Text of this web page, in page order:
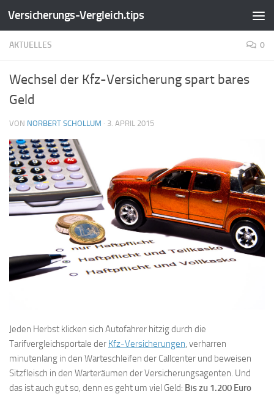
Zum Inhalt springen
Versicherungs-Vergleich.tips
AKTUELLES 0
Wechsel der Kfz-Versicherung spart bares
Geld
VON NORBERT SCHOLLUM · 3. APRIL 2015
Jeden Herbst klicken sich Autofahrer hitzig durch die
Tarifvergleichsportale der Kfz-Versicherungen, verharren
minutenlang in den Warteschleifen der Callcenter und beweisen
Sitzfleisch in den Warteräumen der Versicherungsagenten. Und
das ist auch gut so, denn es geht um viel Geld: Bis zu 1.200 Euro